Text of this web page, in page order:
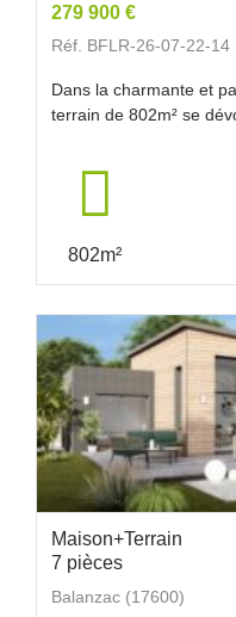
279 900 €
Réf. BFLR-26-07-22-14
Dans la charmante et
terrain de 802m² se
802m²
Maison+Terrain
7 pièces
Balanzac (17600)